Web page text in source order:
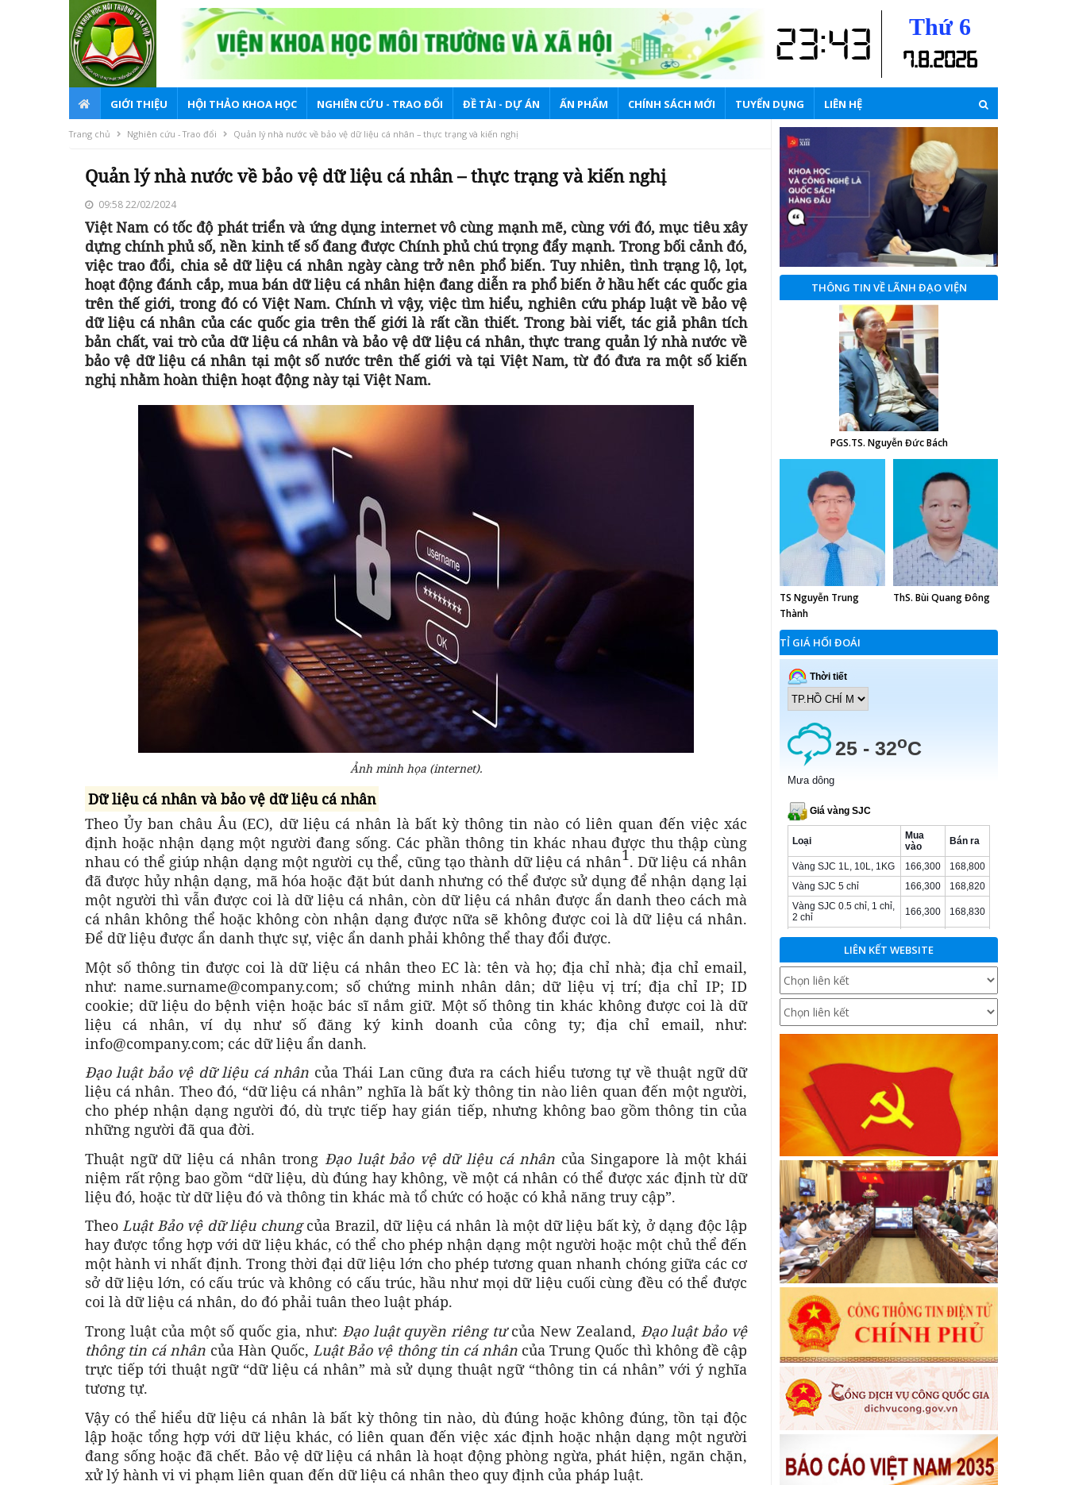
23:43 Thứ 6
7.8.2026
GIỚI THIỆU HỘI THẢO KHOA HỌC NGHIÊN CỨU - TRAO ĐỔI ĐỀ TÀI - DỰ ÁN ẤN PHẨM CHÍNH SÁCH MỚI TUYỂN DỤNG LIÊN HỆ
Trang chủ Nghiên cứu - Trao đổi Quản lý nhà nước về bảo vệ dữ liệu cá nhân – thực trạng và kiến nghị
Quản lý nhà nước về bảo vệ dữ liệu cá nhân – thực trạng và kiến nghị
09:58 22/02/2024
Việt Nam có tốc độ phát triển và ứng dụng internet vô cùng mạnh mẽ, cùng với đó, mục tiêu xây
dựng chính phủ số, nền kinh tế số đang được Chính phủ chú trọng đẩy mạnh. Trong bối cảnh đó,
việc trao đổi, chia sẻ dữ liệu cá nhân ngày càng trở nên phổ biến. Tuy nhiên, tình trạng lộ, lọt,
hoạt động đánh cắp, mua bán dữ liệu cá nhân hiện đang diễn ra phổ biến ở hầu hết các quốc gia
trên thế giới, trong đó có Việt Nam. Chính vì vậy, việc tìm hiểu, nghiên cứu pháp luật về bảo vệ
dữ liệu cá nhân của các quốc gia trên thế giới là rất cần thiết. Trong bài viết, tác giả phân tích
bản chất, vai trò của dữ liệu cá nhân và bảo vệ dữ liệu cá nhân, thực trang quản lý nhà nước về
bảo vệ dữ liệu cá nhân tại một số nước trên thế giới và tại Việt Nam, từ đó đưa ra một số kiến
nghị nhằm hoàn thiện hoạt động này tại Việt Nam.
Ảnh minh họa (internet).
Dữ liệu cá nhân và bảo vệ dữ liệu cá nhân
Theo Ủy ban châu Âu (EC), dữ liệu cá nhân là bất kỳ thông tin nào có liên quan đến việc xác
định hoặc nhận dạng một người đang sống. Các phần thông tin khác nhau được thu thập cùng
nhau có thể giúp nhận dạng một người cụ thể, cũng tạo thành dữ liệu cá nhân1. Dữ liệu cá nhân
đã được hủy nhận dạng, mã hóa hoặc đặt bút danh nhưng có thể được sử dụng để nhận dạng lại
một người thì vẫn được coi là dữ liệu cá nhân, còn dữ liệu cá nhân được ẩn danh theo cách mà
cá nhân không thể hoặc không còn nhận dạng được nữa sẽ không được coi là dữ liệu cá nhân.
Để dữ liệu được ẩn danh thực sự, việc ẩn danh phải không thể thay đổi được.
Một số thông tin được coi là dữ liệu cá nhân theo EC là: tên và họ; địa chỉ nhà; địa chỉ email,
như: name.surname@company.com; số chứng minh nhân dân; dữ liệu vị trí; địa chỉ IP; ID
cookie; dữ liệu do bệnh viện hoặc bác sĩ nắm giữ. Một số thông tin khác không được coi là dữ
liệu cá nhân, ví dụ như số đăng ký kinh doanh của công ty; địa chỉ email, như:
info@company.com; các dữ liệu ẩn danh.
Đạo luật bảo vệ dữ liệu cá nhân của Thái Lan cũng đưa ra cách hiểu tương tự về thuật ngữ dữ
liệu cá nhân. Theo đó, “dữ liệu cá nhân” nghĩa là bất kỳ thông tin nào liên quan đến một người,
cho phép nhận dạng người đó, dù trực tiếp hay gián tiếp, nhưng không bao gồm thông tin của
những người đã qua đời.
Thuật ngữ dữ liệu cá nhân trong Đạo luật bảo vệ dữ liệu cá nhân của Singapore là một khái
niệm rất rộng bao gồm “dữ liệu, dù đúng hay không, về một cá nhân có thể được xác định từ dữ
liệu đó, hoặc từ dữ liệu đó và thông tin khác mà tổ chức có hoặc có khả năng truy cập”.
TheoLuật Bảo vệ dữ liệu chungcủa Brazil, dữ liệu cá nhân là một dữ liệu bất kỳ, ở dạng độc lập
hay được tổng hợp với dữ liệu khác, có thể cho phép nhận dạng một người hoặc một chủ thể đến
một hành vi nhất định. Trong thời đại dữ liệu lớn cho phép tương quan nhanh chóng giữa các cơ
sở dữ liệu lớn, có cấu trúc và không có cấu trúc, hầu như mọi dữ liệu cuối cùng đều có thể được
coi là dữ liệu cá nhân, do đó phải tuân theo luật pháp.
Trong luật của một số quốc gia, như: Đạo luật quyền riêng tưcủa New Zealand, Đạo luật bảo vệ
thông tin cá nhân của Hàn Quốc,Luật Bảo vệ thông tin cá nhâncủa Trung Quốc thì không đề cập
trực tiếp tới thuật ngữ “dữ liệu cá nhân” mà sử dụng thuật ngữ “thông tin cá nhân” với ý nghĩa
tương tự.
Vậy có thể hiểu dữ liệu cá nhân là bất kỳ thông tin nào, dù đúng hoặc không đúng, tồn tại độc
lập hoặc tổng hợp với dữ liệu khác, có liên quan đến việc xác định hoặc nhận dạng một người
đang sống hoặc đã chết. Bảo vệ dữ liệu cá nhân là hoạt động phòng ngừa, phát hiện, ngăn chặn,
xử lý hành vi vi phạm liên quan đến dữ liệu cá nhân theo quy định của pháp luật.
THÔNG TIN VỀ LÃNH ĐẠO VIỆN
PGS.TS. Nguyễn Đức Bách
TS Nguyễn Trung
Thành
ThS. Bùi Quang Đông
TỈ GIÁ HỐI ĐOÁI
LIÊN KẾT WEBSITE